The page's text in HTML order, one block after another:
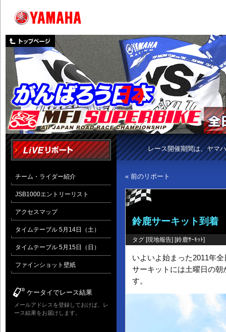
レース開催期間は、ヤマ
« 前のリポート
鈴鹿サーキット到着
タグ [現地報告] [鈴鹿ｻｰｷｯﾄ]
いよいよ始まった2011年
サーキットには土曜日の
す。
チーム・ライダー紹介
JSB1000エントリーリスト
アクセスマップ
タイムテーブル 5月14日（土）
タイムテーブル 5月15日（日）
ファインショット壁紙
ケータイでレース結果
メールアドレスを登録しておけば、レ
ース結果をお届けします。